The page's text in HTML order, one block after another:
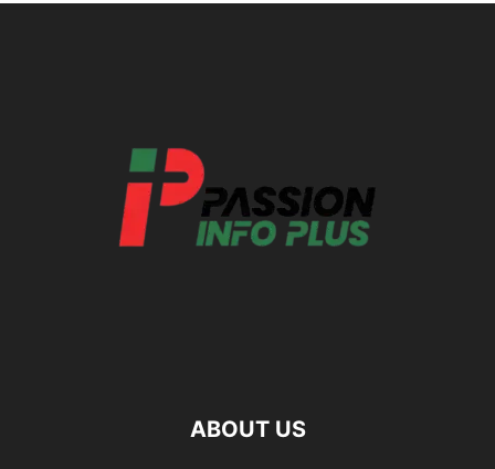
ABOUT US